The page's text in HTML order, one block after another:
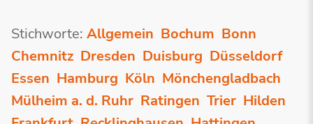
Stichworte: Allgemein Bochum Bonn
Chemnitz Dresden Duisburg Düsseldorf
Essen Hamburg Köln Mönchengladbach
Mülheim a. d. Ruhr Ratingen Trier Hilden